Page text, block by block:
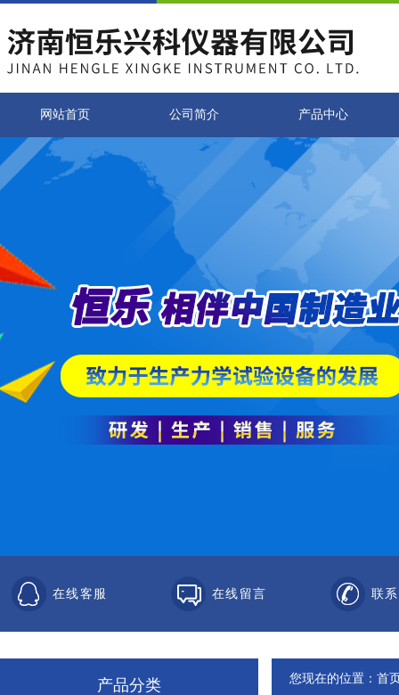
网站首页 公司简介 产品中心
在线客服 在线留言 联
产品分类 您现在的位置： 首